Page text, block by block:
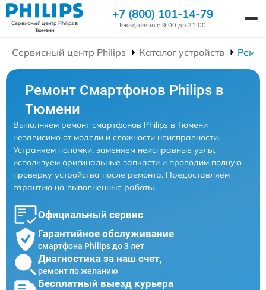
Сервисный центр Philipsв
Тюмени
+7 (800) 101-14-79
Ежедневно с 9:00 до 21:00
Сервисный центр Philips Каталог устройств
Ремонт Смартфонов Philips в
Тюмени
Выполняем ремонт смартфонов Philips в Тюмени
независимо от модели и сложности неисправности.
Устраняем поломки, заменяем неисправные узлы,
используем оригинальные запчасти и проводим полную
проверку устройства после ремонта. Предоставляем
гарантию на выполненные работы.
Официальный сервис
Гарантийное обслуживание
смартфона Philips до 3 лет
Диагностика за наш счет,
ремонт по желанию
Бесплатный выезд курьера